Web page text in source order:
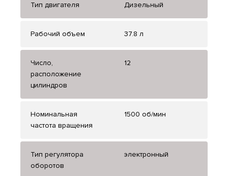
Тип двигателя Дизельный
Рабочий объем 37.8 л
Число,
расположение
цилиндров
12
Номинальная
частота вращения
1500 об/мин
Тип регулятора
оборотов
электронный